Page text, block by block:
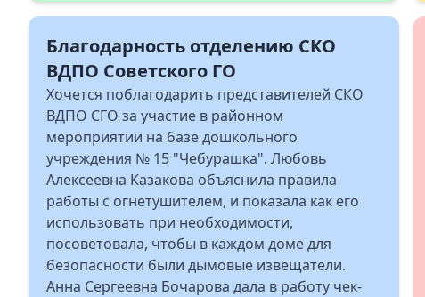
Благодарность отделению СКО
ВДПО Советского ГО
Хочется поблагодарить представителей СКО
ВДПО СГО за участие в районном
мероприятии на базе дошкольного
учреждения № 15 "Чебурашка". Любовь
Алексеевна Казакова объяснила правила
работы с огнетушителем, и показала как его
использовать при необходимости,
посоветовала, чтобы в каждом доме для
безопасности были дымовые извещатели.
Анна Сергеевна Бочарова дала в работу чек-